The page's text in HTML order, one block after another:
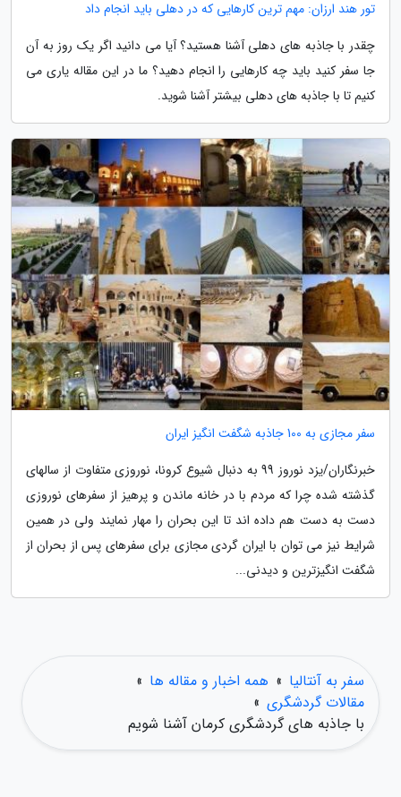
تور هند ارزان: مهم ترین کارهایی که در دهلی باید انجام داد
چقدر با جاذبه های دهلی آشنا هستید؟ آیا می دانید اگر یک روز به آن
جا سفر کنید باید چه کارهایی را انجام دهید؟ ما در این مقاله یاری می
کنیم تا با جاذبه های دهلی بیشتر آشنا شوید.
سفر مجازی به 100 جاذبه شگفت انگیز ایران
خبرنگاران/یزد نوروز 99 به دنبال شیوع کرونا، نوروزی متفاوت از سالهای
گذشته شده چرا که مردم با در خانه ماندن و پرهیز از سفرهای نوروزی
دست به دست هم داده اند تا این بحران را مهار نمایند ولی در همین
شرایط نیز می توان با ایران گردی مجازی برای سفرهای پس از بحران از
شگفت انگیزترین و دیدنی...
سفر به آنتالیا » همه اخبار و مقاله ها »
مقالات گردشگری »
با جاذبه های گردشگری کرمان آشنا شویم